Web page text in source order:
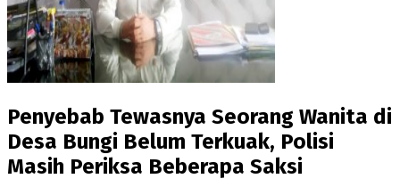
Penyebab Tewasnya Seorang Wanita di
Desa Bungi Belum Terkuak, Polisi
Masih Periksa Beberapa Saksi